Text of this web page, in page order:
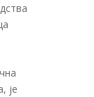
је